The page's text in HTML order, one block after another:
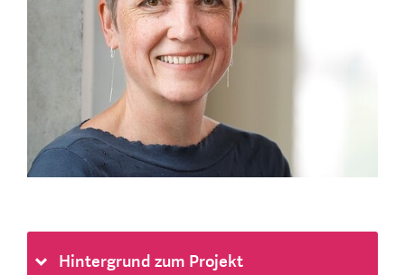
Hintergrund zum Projekt